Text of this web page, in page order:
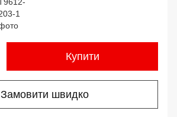
Купити
Замовити швидко